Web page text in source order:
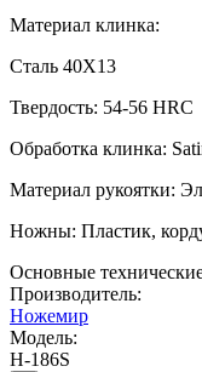
Материал клинка:
Сталь 40Х13
Твердость: 54-56 HRC
Обработка клинка:
Материал рукоятки:
Ножны: Пластик,
Основные
Производитель:
Ножемир
Модель:
Н-186S